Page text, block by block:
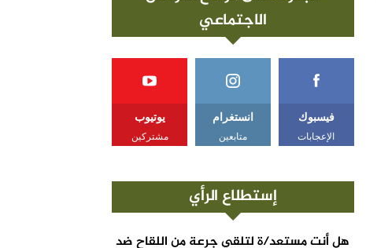
الاجتماعي
فيسبوك
الإعجابات
انستغرام
متابعين
يوتيوب
مشتركين
إستطلاع الرأي
هل أنت مستعد/ة لتلقي جرعة من اللقاح ضد